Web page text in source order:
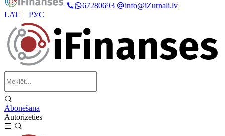
67280693
info@iZurnali.lv
LAT | РУС
Abonēšana
Autorizēties